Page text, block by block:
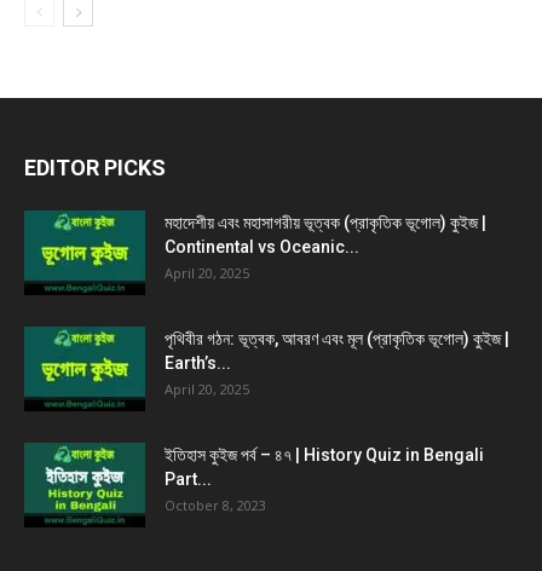
EDITOR PICKS
মহাদেশীয় এবং মহাসাগরীয় ভূত্বক (প্রাকৃতিক ভূগোল) কুইজ |
Continental vs Oceanic...
April 20, 2025
পৃথিবীর গঠন: ভূত্বক, আবরণ এবং মূল (প্রাকৃতিক ভূগোল) কুইজ |
Earth’s...
April 20, 2025
ইতিহাস কুইজ পর্ব – ৪৭ | History Quiz in Bengali
Part...
October 8, 2023